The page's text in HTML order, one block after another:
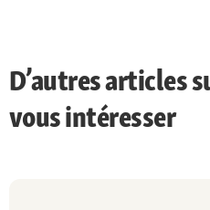
D’autres articles
vous intéresser